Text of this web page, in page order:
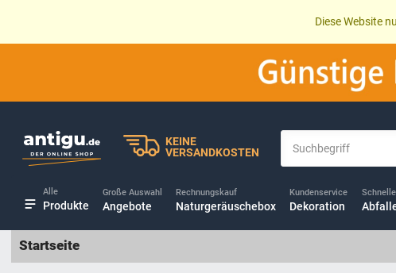
Diese Website
KEINE
VERSANDKOSTEN
Alle
Produkte
Große Auswahl
Angebote
Rechnungskauf
Naturgeräuschebox
Kundenservice
Dekoration
Startseite